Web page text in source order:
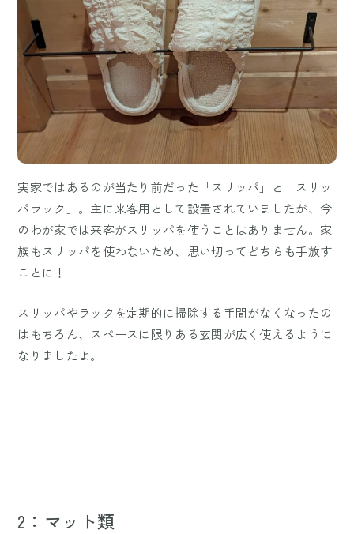
実家ではあるのが当たり前だった「スリッパ」と「スリッ
パラック」。主に来客用として設置されていましたが、今
のわが家では来客がスリッパを使うことはありません。家
族もスリッパを使わないため、思い切ってどちらも手放す
ことに！
スリッパやラックを定期的に掃除する手間がなくなったの
はもちろん、スペースに限りある玄関が広く使えるように
なりましたよ。
2：マット類